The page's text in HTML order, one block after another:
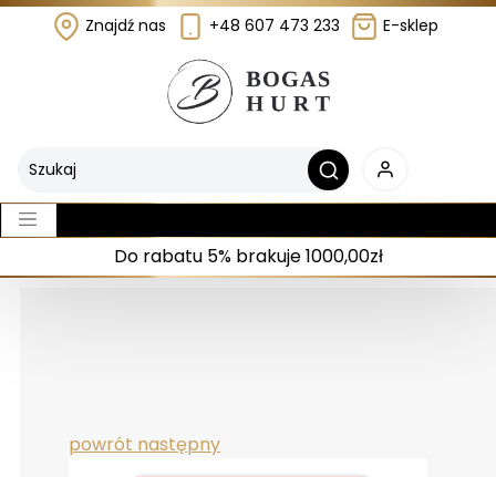
Znajdź nas +48 607 473 233 E-sklep
Do rabatu 5% brakuje 1000,00zł
powrót następny